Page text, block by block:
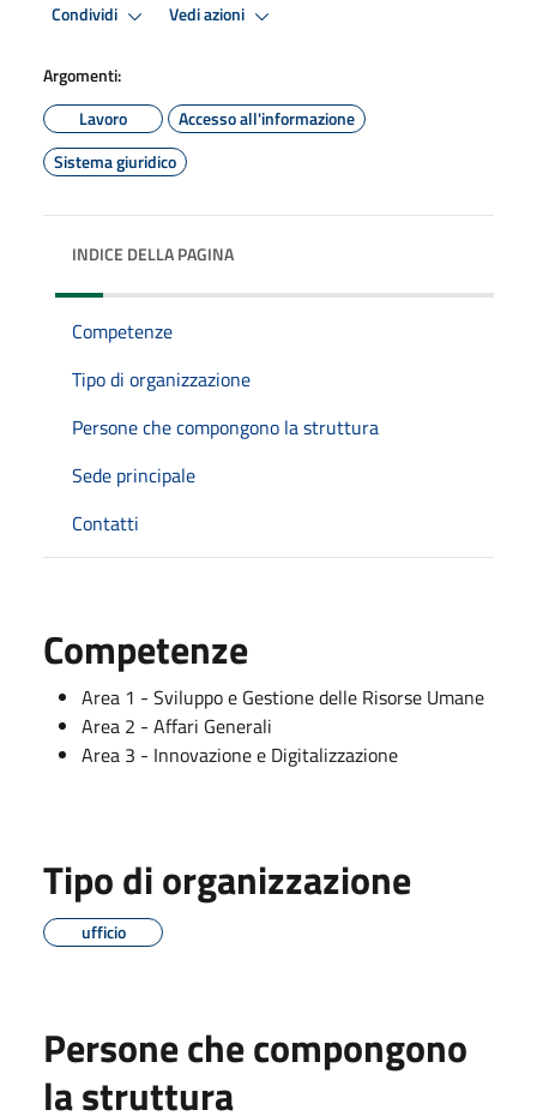
Condividi Vedi azioni
Argomenti:
Lavoro
Accesso all'informazione
Sistema giuridico
INDICE DELLA PAGINA
Competenze
Tipo di organizzazione
Persone che compongono la struttura
Sede principale
Contatti
Competenze
Area 1 - Sviluppo e Gestione delle Risorse Umane
Area 2 - Affari Generali
Area 3 - Innovazione e Digitalizzazione
Tipo di organizzazione
ufficio
Persone che compongono
la struttura